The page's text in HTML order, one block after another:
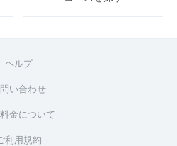
ヘルプ
い合わせ
金について
利用規約